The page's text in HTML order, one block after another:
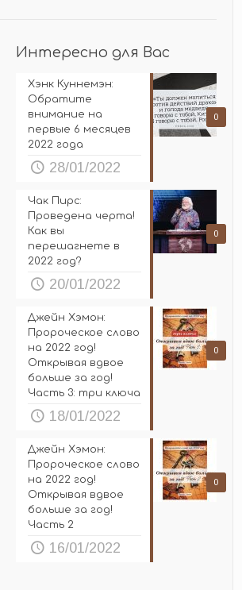
Интересно для Вас
0
Хэнк Куннемэн:
Обратите
внимание на
первые 6 месяцев
2022 года
28/01/2022
0
Чак Пирс:
Проведена черта!
Как вы
перешагнете в
2022 год?
20/01/2022
0
Джейн Хэмон:
Пророческое слово
на 2022 год!
Открывая вдвое
больше за год!
Часть 3: три ключа
18/01/2022
0
Джейн Хэмон:
Пророческое слово
на 2022 год!
Открывая вдвое
больше за год!
Часть 2
16/01/2022